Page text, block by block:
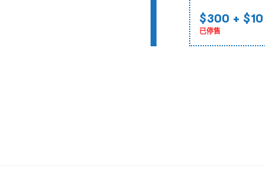
$300 + $10
已停售